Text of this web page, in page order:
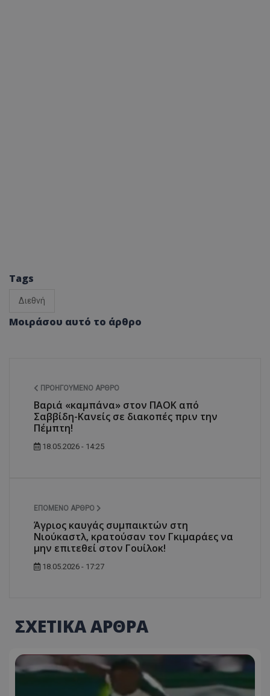
Tags
Διεθνή
Μοιράσου αυτό το άρθρο
ΠΡΟΗΓΟΎΜΕΝΟ ΆΡΘΡΟ
Βαριά «καμπάνα» στον ΠΑΟΚ από
Σαββίδη-Κανείς σε διακοπές πριν την
Πέμπτη!
18.05.2026 - 14:25
ΕΠΌΜΕΝΟ ΆΡΘΡΟ
Άγριος καυγάς συμπαικτών στη
Νιούκαστλ, κρατούσαν τον Γκιμαράες να
μην επιτεθεί στον Γουίλοκ!
18.05.2026 - 17:27
ΣΧΕΤΙΚΑ ΑΡΘΡΑ